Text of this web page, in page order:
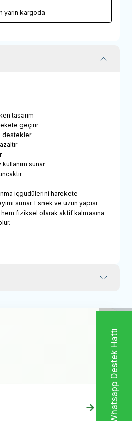
Whatsapp Destek Hattı
yarın kargoda
tasarım
geçirir
destekler
sunar
içgüdülerini harekete
sunar. Esnek ve uzun yapısı
fiziksel olarak aktif kalmasına
→